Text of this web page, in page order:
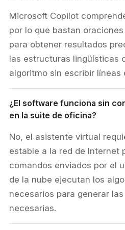
Microsoft Copilot
por lo que bastan
para obtener resultados
las estructuras lingüísticas
algoritmo sin escribir líneas
¿El software funciona sin
en la suite de oficina?
No, el asistente virtual
estable a la red de Internet
comandos enviados por el
de la nube ejecutan los
necesarios para generar
necesarias.